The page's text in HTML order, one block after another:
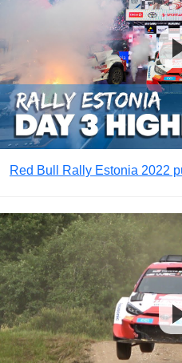
Red Bull Rally Estonia 2022